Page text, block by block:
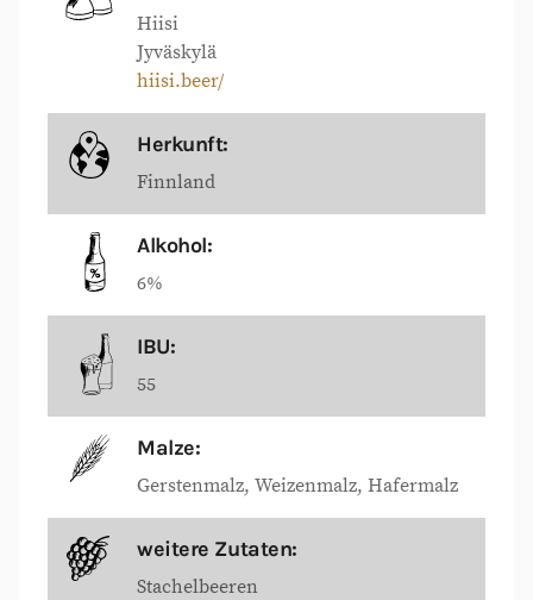
Hiisi
Jyväskylä
hiisi.beer/
Herkunft:
Finnland
Alkohol:
6%
IBU:
55
Malze:
Gerstenmalz Weizenmalz Hafermalz
weitere Zutaten:
Stachelbeeren